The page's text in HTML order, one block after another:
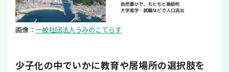
画像： 一般社団法人うみのこてらす
少子化の中でいかに教育や居場所の選択肢を